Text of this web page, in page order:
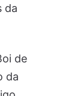
da
de
da